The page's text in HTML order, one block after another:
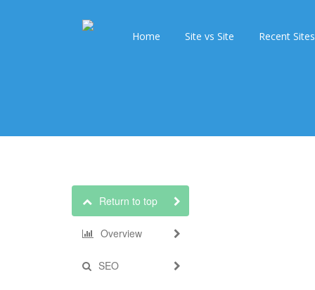
Home Site vs Site Recent Sites
Return to top
Overview
SEO